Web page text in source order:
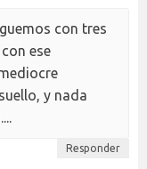
con tres
ese
y nada
Responder